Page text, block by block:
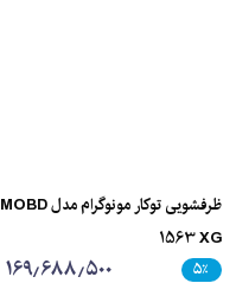
ظرفشویی توکار مونوگرام مدل MOBD
1563 XG
۵٪ ۱۶۹٫۶۸۸٫۵۰۰